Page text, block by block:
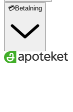
💳Betalning